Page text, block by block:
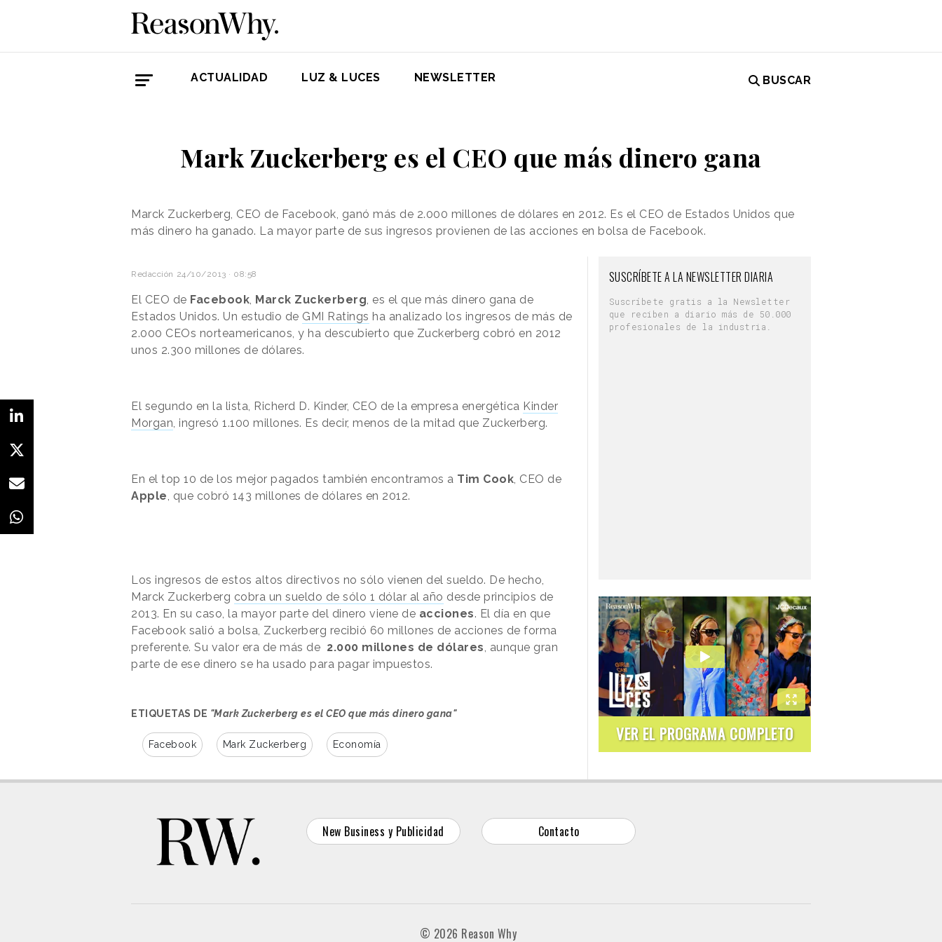
ACTUALIDAD LUZ & LUCES NEWSLETTER BUSCAR
Mark Zuckerberg es el CEO que más dinero gana
Marck Zuckerberg, CEO de Facebook, ganó más de 2.000 millones de dólares en 2012. Es el CEO de Estados Unidos que
más dinero ha ganado. La mayor parte de sus ingresos provienen de las acciones en bolsa de Facebook.
Redacción 24/10/2013 · 08:58
El CEO de Facebook Marck Zuckerberg , es el que más dinero gana de
Estados Unidos. Un estudio de GMI Ratings ha analizado los ingresos de más de
2.000 CEOs norteamericanos, y ha descubierto que Zuckerberg cobró en 2012
unos 2.300 millones de dólares.
El segundo en la lista, Richerd D. Kinder, CEO de la empresa energética Kinder
Morgan , ingresó 1.100 millones. Es decir, menos de la mitad que Zuckerberg.
En el top 10 de los mejor pagados también encontramos a Tim Cook , CEO de
Apple , que cobró 143 millones de dólares en 2012.
Los ingresos de estos altos directivos no sólo vienen del sueldo. De hecho,
Marck Zuckerberg cobra un sueldo de sólo 1 dólar al año desde principios de
2013. En su caso, la mayor parte del dinero viene de acciones. El día en que
Facebook salió a bolsa, Zuckerberg recibió 60 millones de acciones de forma
preferente. Su valor era de más de 2.000 millones de dólares , aunque gran
parte de ese dinero se ha usado para pagar impuestos.
ETIQUETAS DE "Mark Zuckerberg es el CEO que más dinero gana"
Facebook Mark Zuckerberg Economía
SUSCRÍBETE A LA NEWSLETTER DIARIA
Suscríbete gratis a la Newsletter
que reciben a diario más de 50.000
profesionales de la industria.
VER EL PROGRAMA COMPLETO
New Business y Publicidad Contacto
© 2026 Reason Why